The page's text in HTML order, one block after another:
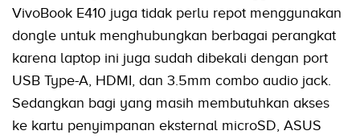
VivoBook E410 juga tidak perlu repot menggunakan
dongle untuk menghubungkan berbagai perangkat
karena laptop ini juga sudah dibekali dengan port
USB Type-A, HDMI, dan 3.5mm combo audio jack.
Sedangkan bagi yang masih membutuhkan akses
ke kartu penyimpanan eksternal microSD, ASUS